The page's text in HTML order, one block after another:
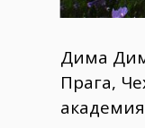
Дима
Прага,